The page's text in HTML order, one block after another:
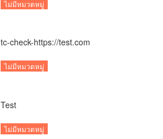
UK
ไม่มีหมวดหมู่
tc-check-https://test.com
ไม่มีหมวดหมู่
Test
ไม่มีหมวดหมู่